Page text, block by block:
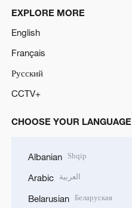
EXPLORE MORE
English
Français
Русский
CCTV+
CHOOSE YOUR LANGUAGE
Albanian Shqip
Arabic العربية
Belarusian Беларуская